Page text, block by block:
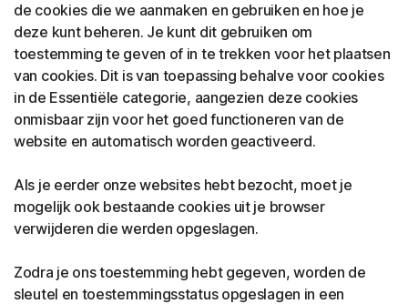
de cookies die we aanmaken en gebruiken en hoe je
deze kunt beheren. Je kunt dit gebruiken om
toestemming te geven of in te trekken voor het plaatsen
van cookies. Dit is van toepassing behalve voor cookies
in de Essentiële categorie, aangezien deze cookies
onmisbaar zijn voor het goed functioneren van de
website en automatisch worden geactiveerd.
Als je eerder onze websites hebt bezocht, moet je
mogelijk ook bestaande cookies uit je browser
verwijderen die werden opgeslagen.
Zodra je ons toestemming hebt gegeven, worden de
sleutel en toestemmingsstatus opgeslagen in een